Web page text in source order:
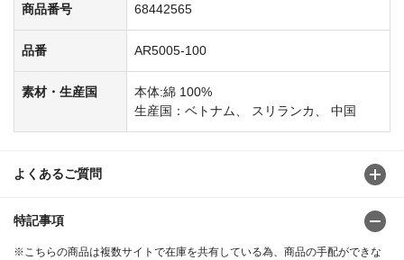
商品番号 68442565
品番 AR5005-100
素材・生産国
本体:綿 100%
生産国：ベトナム、 スリランカ、 中国
よくあるご質問
特記事項
※こちらの商品は複数サイトで在庫を共有している為、商品の手配ができな